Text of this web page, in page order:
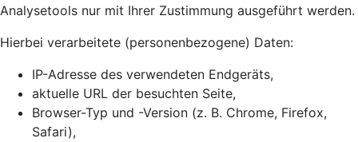
Analysetools nur mit Ihrer Zustimmung ausgeführt werden.
Hierbei verarbeitete (personenbezogene) Daten:
IP-Adresse des verwendeten Endgeräts,
aktuelle URL der besuchten Seite,
Browser-Typ und -Version (z. B. Chrome, Firefox,
Safari),